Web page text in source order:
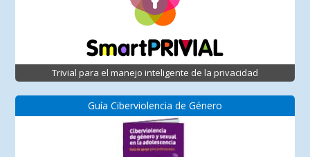
Trivial para el manejo inteligente de la privacidad
Guía Ciberviolencia de Género